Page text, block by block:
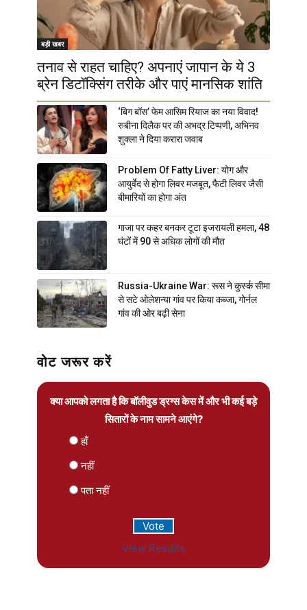
बड़ी खबर
तनाव से राहत चाहिए? अपनाएं जापान के ये 3
ब्रेन डिटॉक्सिंग तरीके और पाएं मानसिक शांति
‘बिग बॉस’ फेम आसिम रियाज का नया विवाद!
रुबीना दिलैक पर की अभद्र टिप्पणी, अभिनव
शुक्ला ने दिया करारा जवाब
Problem Of Fatty Liver: योग और
आयुर्वेद से होगा लिवर मजबूत, फैटी लिवर जैसी
बीमारियों का होगा अंत
गाजा पर कहर बनकर टूटा इजरायली हमला, 48
घंटों में 90 से अधिक लोगों की मौत
Russia-Ukraine War: रूस ने कुर्स्क सीमा
से सटे ओलेशन्या गांव पर किया कब्जा, गोर्नल
गांव की ओर बढ़ी सेना
वोट जरूर करें
क्या आपको लगता है कि बॉलीवुड ड्रग्स केस में और भी कई बड़े
सितारों के नाम सामने आएंगे?
हाँ
नहीं
पता नहीं
View Results